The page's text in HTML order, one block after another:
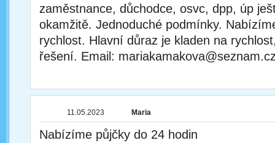
zaměstnance, důchodce, osvc, dpp, úp
okamžitě. Jednoduché podmínky.
rychlost. Hlavní důraz je kladen na
řešení. Email:
11.05.2023 Maria
Nabízíme půjčky do 24 hodin